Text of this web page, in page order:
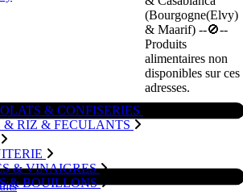
de
est
au
(Bourgogne(Elvy)
& Maarif) --🚫--
Produits
alimentaires non
disponibles sur ces
adresses.
& CONFISERIES
& RIZ & FECULANTS
& VINAIGRES
& BOUILLONS